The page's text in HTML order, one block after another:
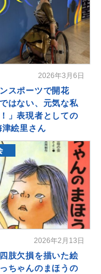
2026年3月6日
スポーツで開花
ではない、元気な私
」表現者としての
絵里さん
2026年2月13日
肢欠損を描いた絵
ちゃんのまほうの